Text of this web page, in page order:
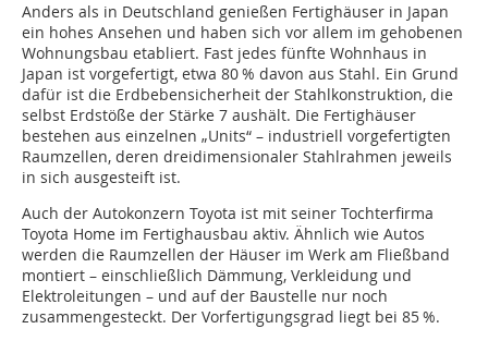
Anders als in Deutschland genießen Fertighäuser in Japan
ein hohes Ansehen und haben sich vor allem im gehobenen
Wohnungsbau etabliert. Fast jedes fünfte Wohnhaus in
Japan ist vorgefertigt, etwa 80 % davon aus Stahl. Ein Grund
dafür ist die Erdbebensicherheit der Stahlkonstruktion, die
selbst Erdstöße der Stärke 7 aushält. Die Fertighäuser
bestehen aus einzelnen „Units“ – industriell vorgefertigten
Raumzellen, deren dreidimensionaler Stahlrahmen jeweils
in sich ausgesteift ist.
Auch der Autokonzern Toyota ist mit seiner Tochterfirma
Toyota Home im Fertighausbau aktiv. Ähnlich wie Autos
werden die Raumzellen der Häuser im Werk am Fließband
montiert – einschließlich Dämmung, Verkleidung und
Elektroleitungen – und auf der Baustelle nur noch
zusammengesteckt. Der Vorfertigungsgrad liegt bei 85 %.